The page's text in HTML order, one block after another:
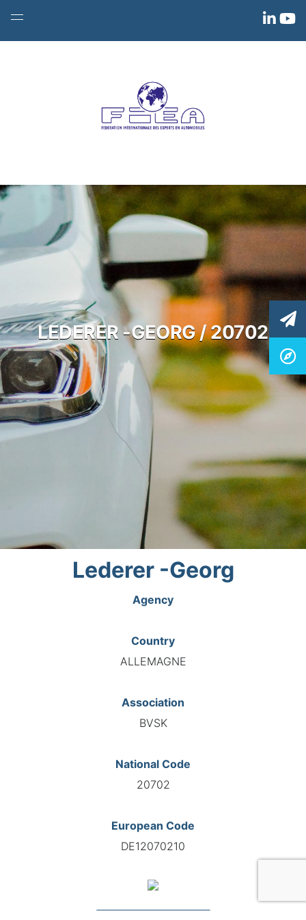
LEDERER -GEORG / 20702
Lederer -Georg
Agency
Country
ALLEMAGNE
Association
BVSK
National Code
20702
European Code
DE12070210